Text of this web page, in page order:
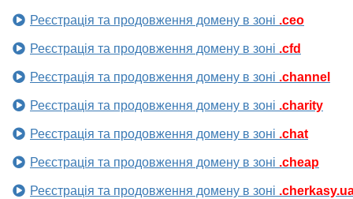
Реєстрація та продовження домену в зоні .ceo
Реєстрація та продовження домену в зоні .cfd
Реєстрація та продовження домену в зоні .channel
Реєстрація та продовження домену в зоні .charity
Реєстрація та продовження домену в зоні .chat
Реєстрація та продовження домену в зоні .cheap
Реєстрація та продовження домену в зоні